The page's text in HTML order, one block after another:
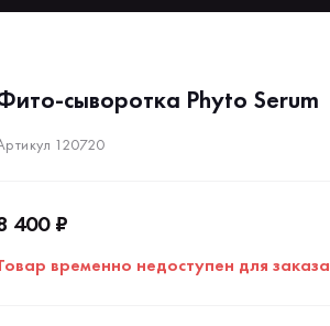
cыворотка Phyto Serum
120720
400 ₽
временно недоступен для заказа